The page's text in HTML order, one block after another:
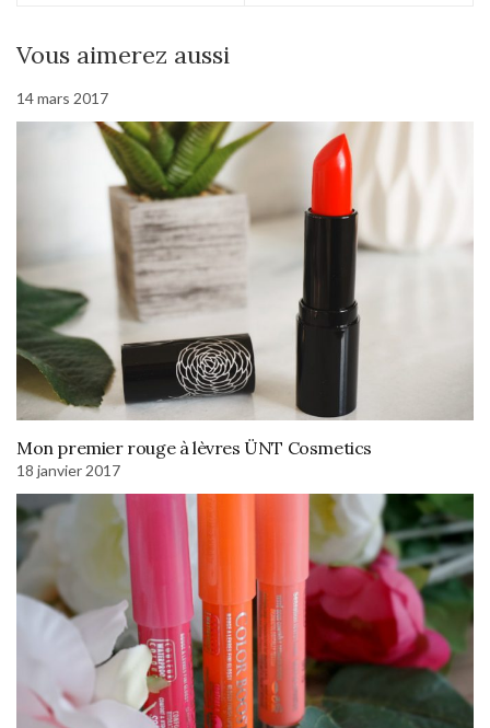
Vous aimerez aussi
14 mars 2017
Mon premier rouge à lèvres ÜNT Cosmetics
18 janvier 2017